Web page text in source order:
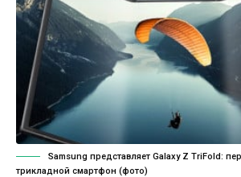
Samsung представляет Galaxy Z TriFold:
трикладной смартфон (фото)